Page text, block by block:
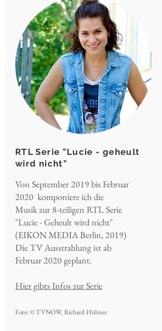
RTL Serie "Lucie - geheult
wird nicht"
Von September 2019 bis Februar
2020 komponiere ich die
Musik zur 8-teiligen RTL Serie
"Lucie - Geheult wird nicht"
(EIKON MEDIA Berlin, 2019)
Die TV Ausstrahlung ist ab
Februar 2020 geplant.
Hier gibts Infos zur Serie
Foto: © TVNOW, Richard Hübner